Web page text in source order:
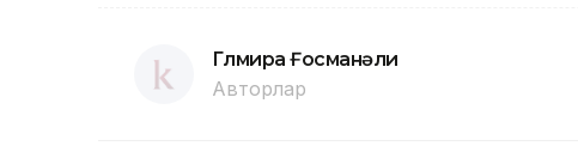
Гүлмира Ғосманәли
Авторлар